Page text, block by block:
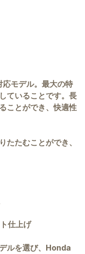
モデル。最大の特
ていることです。長
ことができ、快適性
たたむことができ、
仕上げ
ルを選び、Honda